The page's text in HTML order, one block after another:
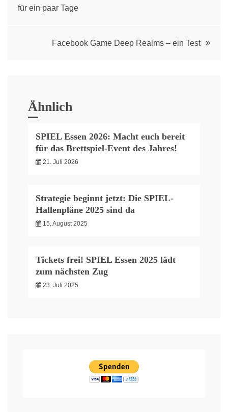
navigation
für ein paar Tage
Facebook Game Deep Realms – ein Test
Ähnlich
SPIEL Essen 2026: Macht euch bereit
für das Brettspiel-Event des Jahres!
21. Juli 2026
Strategie beginnt jetzt: Die SPIEL-
Hallenpläne 2025 sind da
15. August 2025
Tickets frei! SPIEL Essen 2025 lädt
zum nächsten Zug
23. Juli 2025